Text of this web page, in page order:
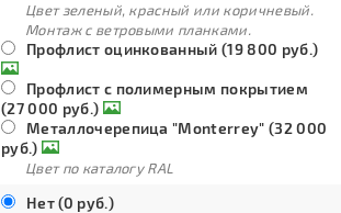
Цвет зеленый, красный или коричневый.
Монтаж с ветровыми планками.
Профлист оцинкованный (19 800 руб.)
Профлист с полимерным покрытием
(27 000 руб.)
Металлочерепица "Monterrey" (32 000
руб.)
Цвет по каталогу RAL
Нет (0 руб.)